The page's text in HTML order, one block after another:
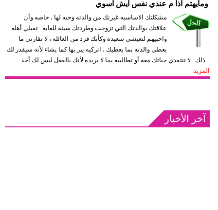
ومايهتم اذا م عندي نفس ايش اسوي
مشكلتك الاساسيه غيرتك من والدته وحبه لها ، خاصه وأن
علاقتك بوالدتك التي تزوجت وطردتك سيئه للغايه . تقبلي أهله
واحبيهم لتعيشي سعيده وكأنك فرد من العائله ، لا تقارني ما
يعطي والدته بما يعطيك ، اتركيه يبر بها كما يشاء لأنه سيقدر لك
ذلك . لا تنتقدي حياتك معه أو تطالبيه بما لا يريده لأنك بالفعل ليس لك أحد...
المزيد
آخر الأخبار